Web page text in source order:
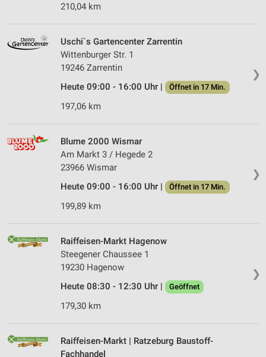
210,04 km
❯
Uschi`s Gartencenter Zarrentin
Wittenburger Str. 1
19246 Zarrentin
Heute 09:00 - 16:00 Uhr |
Öffnet in 17 Min.
197,06 km
❯
Blume 2000 Wismar
Am Markt 3 / Hegede 2
23966 Wismar
Heute 09:00 - 16:00 Uhr |
Öffnet in 17 Min.
199,89 km
❯
Raiffeisen-Markt Hagenow
Steegener Chaussee 1
19230 Hagenow
Heute 08:30 - 12:30 Uhr |
Geöffnet
179,30 km
Raiffeisen-Markt | Ratzeburg Baustoff-
Fachhandel